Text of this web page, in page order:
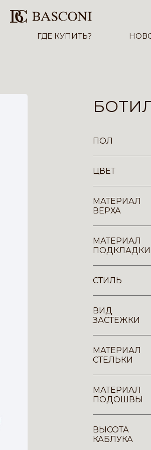
ГДЕ КУПИТЬ?
ПОЛ
ЦВЕТ
МАТЕРИАЛ
ВЕРХА
МАТЕРИАЛ
ПОДКЛАДКИ
СТИЛЬ
ВИД
ЗАСТЕЖКИ
МАТЕРИАЛ
СТЕЛЬКИ
МАТЕРИАЛ
ПОДОШВЫ
ВЫСОТА
КАБЛУКА